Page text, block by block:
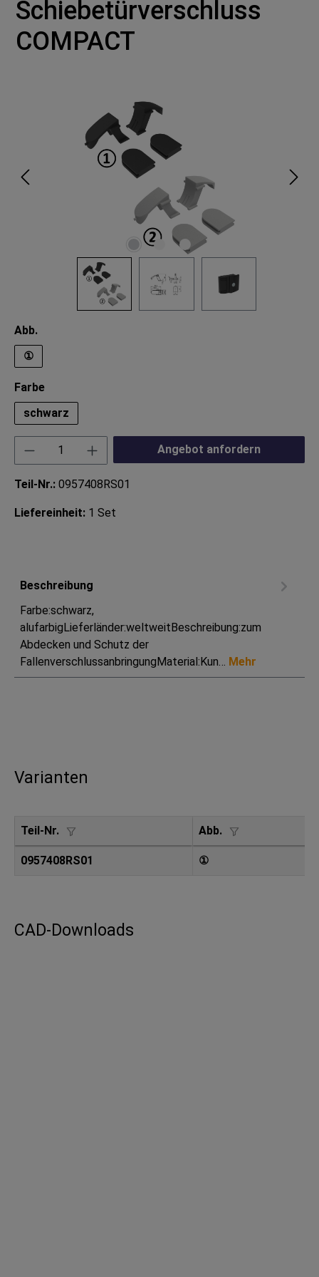
Schiebetürverschluss
COMPACT
Bildergalerie überspringen
Abb.
①
Farbeauswählen
schwarz
Produkt Anzahl: Gib den gewünschten
Angebot anfordern
Teil-Nr.: 0957408RS01
Liefereinheit: 1 Set
Beschreibung
Farbe:schwarz,
alufarbigLieferländer:weltweitBeschreibung:zum
Abdecken und Schutz der
FallenverschlussanbringungMaterial:Kun… Mehr
Varianten
Teil-Nr. Abb.
0957408RS01 ①
CAD-Downloads